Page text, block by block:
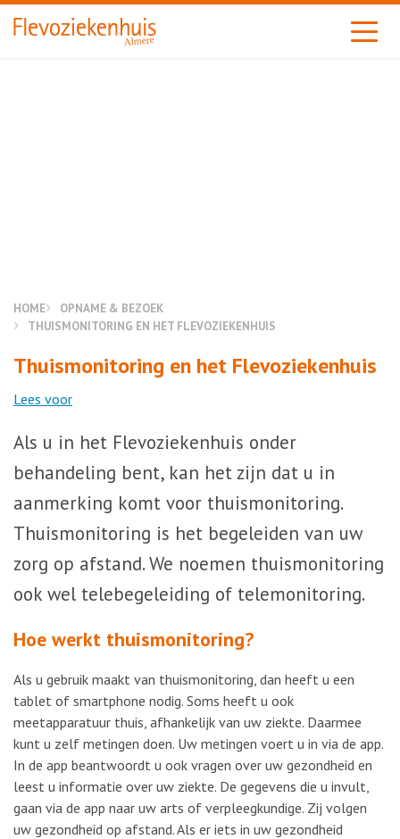
Almere
HOME
OPNAME & BEZOEK
THUISMONITORING EN HET FLEVOZIEKENHUIS
Thuismonitoring en het Flevoziekenhuis
Lees voor
Als u in het Flevoziekenhuis onder
behandeling bent, kan het zijn dat u in
aanmerking komt voor thuismonitoring.
Thuismonitoring is het begeleiden van uw
zorg op afstand. We noemen thuismonitoring
ook wel telebegeleiding of telemonitoring.
Hoe werkt thuismonitoring?
Als u gebruik maakt van thuismonitoring, dan heeft u een
tablet of smartphone nodig. Soms heeft u ook
meetapparatuur thuis, afhankelijk van uw ziekte. Daarmee
kunt u zelf metingen doen. Uw metingen voert u in via de app.
In de app beantwoordt u ook vragen over uw gezondheid en
leest u informatie over uw ziekte. De gegevens die u invult,
gaan via de app naar uw arts of verpleegkundige. Zij volgen
uw gezondheid op afstand. Als er iets in uw gezondheid